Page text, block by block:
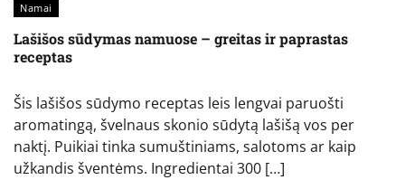
Namai
Lašišos sūdymas namuose – greitas ir paprastas
receptas
Šis lašišos sūdymo receptas leis lengvai paruošti
aromatingą, švelnaus skonio sūdytą lašišą vos per
naktį. Puikiai tinka sumuštiniams, salotoms ar kaip
užkandis šventėms. Ingredientai 300 […]